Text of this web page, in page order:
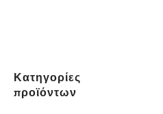
Κατηγορίες
προϊόντων